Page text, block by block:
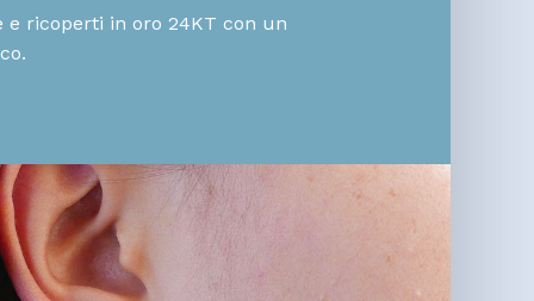
e ricoperti in oro 24KT con un